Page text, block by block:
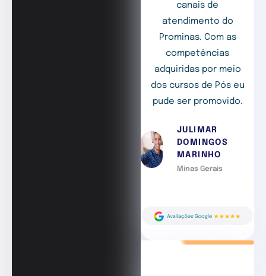
canais de
atendimento do
Prominas. Com as
competências
adquiridas por meio
dos cursos de Pós eu
pude ser promovido.
JULIMAR
DOMINGOS
MARINHO
Minas Gerais